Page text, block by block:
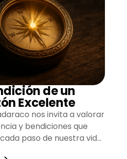
de un
Excelente
nos invita a valorar
y bendiciones que
paso de nuestra vida,